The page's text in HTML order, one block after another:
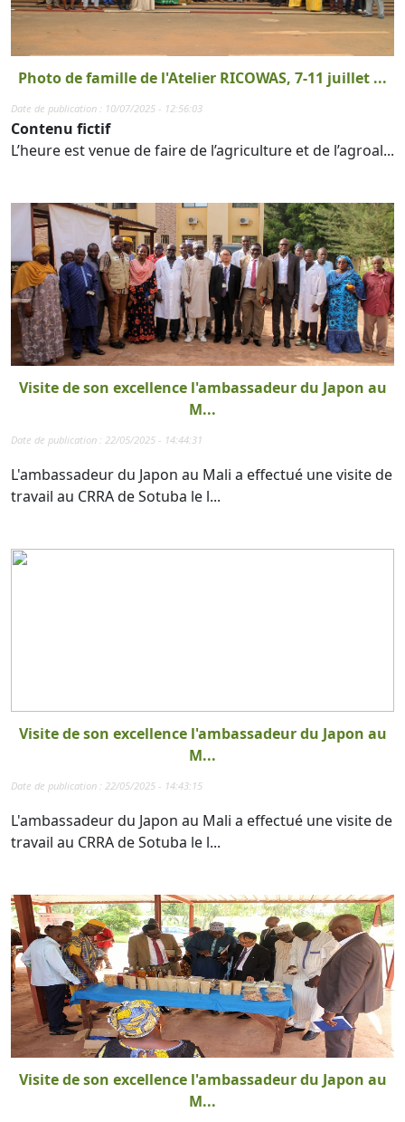
Photo de famille de l'Atelier RICOWAS, 7-11 juillet ...
Date de publication : 10/07/2025 - 12:56:03
Contenu fictif
L’heure est venue de faire de l’agriculture et de l’agroal...
Visite de son excellence l'ambassadeur du Japon au
M...
Date de publication : 22/05/2025 - 14:44:31
L'ambassadeur du Japon au Mali a effectué une visite de
travail au CRRA de Sotuba le l...
Visite de son excellence l'ambassadeur du Japon au
M...
Date de publication : 22/05/2025 - 14:43:15
L'ambassadeur du Japon au Mali a effectué une visite de
travail au CRRA de Sotuba le l...
Visite de son excellence l'ambassadeur du Japon au
M...